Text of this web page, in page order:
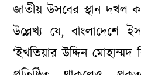
জাতীয় উসবের স্থান দখল
উল্লেখ্য যে, বাংলাদেশে
‘ইখতিয়ার উদ্দিন